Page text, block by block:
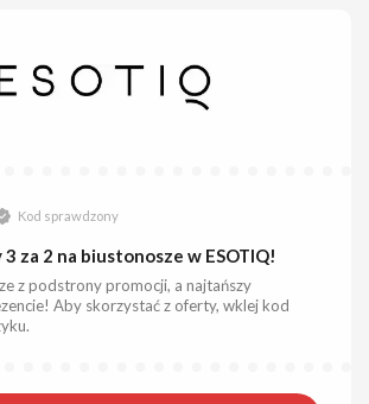
Kod sprawdzony
za 2 na biustonosze w ESOTIQ!
z podstrony promocji, a najtańszy
Aby skorzystać z oferty, wklej kod